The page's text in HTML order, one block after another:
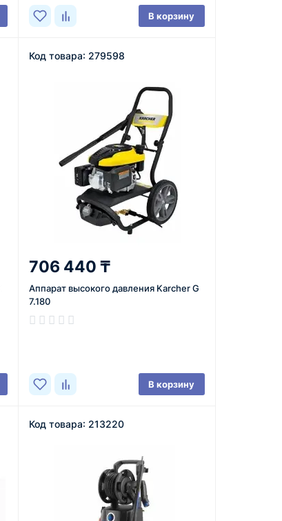
В корзину
Код товара: 279598
706 440 ₸
Аппарат высокого давления Karcher G
7.180
В корзину
Код товара: 213220